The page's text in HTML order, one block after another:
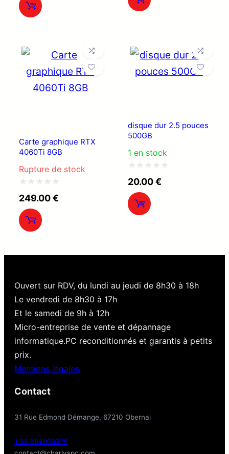
sur
5
Carte graphique RTX
4060Ti 8GB
Rupture de stock
Note
0
sur
249.00€
disque dur 2.5 pouces
500GB
1 en stock
Note
0
sur
20.00€
Ouvert sur RDV, du lundi au jeudi de 8h30 à 18h
Le vendredi de 8h30 à 17h
Et le samedi de 9h à 12h
Micro-entreprise de vente et dépannage
informatique.PC reconditionnés et garantis à petits
prix.
Mentions légales
Contact
31 Rue Edmond Démange, 67210 Obernai
+33 684969076